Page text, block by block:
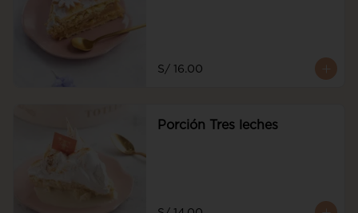
S/ 16.00
Porción Tres leches